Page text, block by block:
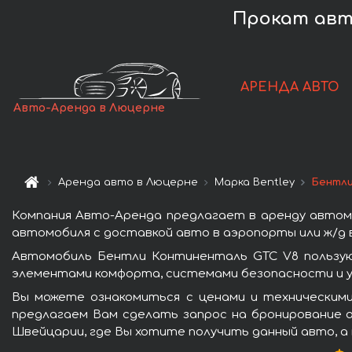
Прокат
Авто-Аренда в Люцерне
АРЕНДА АВТО
Аренда авто в Люцерне Марка Bentley
Компания Авто-Аренда предлагает в аренду
автомобиля с доставкой авто в аэропорты или ж/д
Автомобиль Бентли Континенталь GTC V8
элементами комфорта, системами безопасности и
Вы можете ознакомиться с ценами и
предлагаем Вам сделать запрос на
Швейцарии, где Вы хотите получить данный авто,